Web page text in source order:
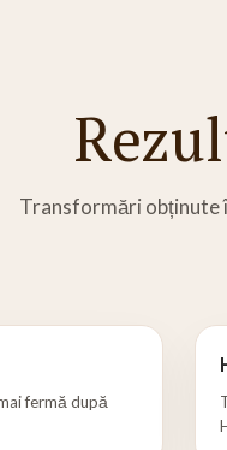
Transformări obținute
fermă după